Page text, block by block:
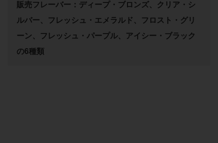
販売フレーバー：ディープ・ブロンズ、クリア・シ
ルバー、フレッシュ・エメラルド、フロスト・グリ
ーン、フレッシュ・パープル、アイシー・ブラック
の6種類